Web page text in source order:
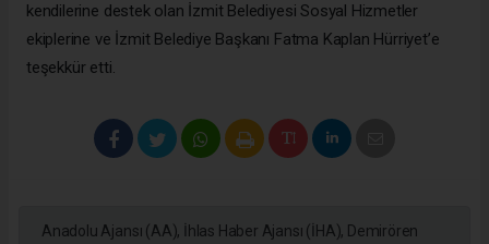
kendilerine destek olan İzmit Belediyesi Sosyal Hizmetler
ekiplerine ve İzmit Belediye Başkanı Fatma Kaplan Hürriyet’e
teşekkür etti.
Anadolu Ajansı (AA), İhlas Haber Ajansı (İHA), Demirören